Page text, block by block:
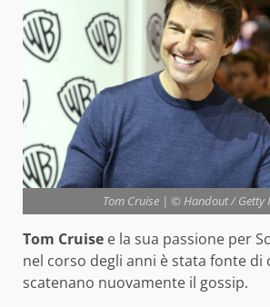
Tom Cruise | © Handout / Getty
Tom Cruise e la sua passione per
nel corso degli anni è stata fonte di
scatenano nuovamente il gossip.